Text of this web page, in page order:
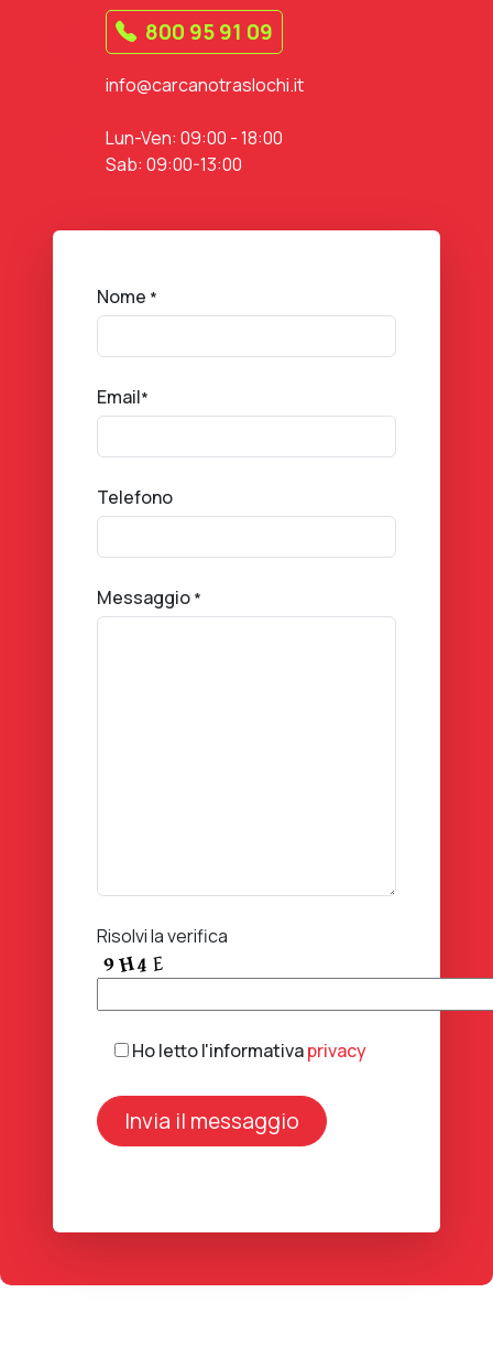
800 95 91 09
info@carcanotraslochi.it
Lun-Ven: 09:00 - 18:00
Sab: 09:00-13:00
Nome *
Email*
Telefono
Messaggio *
Risolvi la verifica
Ho letto l'informativaprivacy